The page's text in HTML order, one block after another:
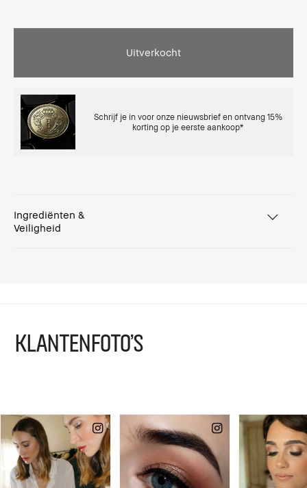
Uitverkocht
Schrijf je in voor onze nieuwsbrief en ontvang 15%
korting op je eerste aankoop*
Ingrediënten &
Veiligheid
KLANTENFOTO'S